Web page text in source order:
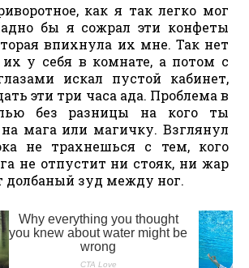
как я так легко мог
бы я сожрал эти конфеты
впихнула их мне. Так нет
у себя в комнате, а потом с
искал пустой кабинет,
эти три часа ада. Проблема в
без разницы на кого ты
мага или магичку. Взглянул
не трахнешься с тем, кого
не отпустит ни стояк, ни жар
долбаный зуд между ног.